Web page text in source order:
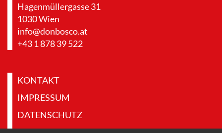
Hagenmüllergasse 31
1030 Wien
info@donbosco.at
+43 1 878 39 522
KONTAKT
IMPRESSUM
DATENSCHUTZ